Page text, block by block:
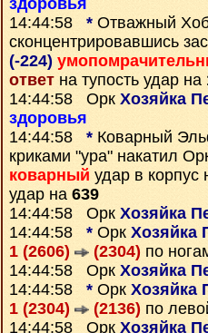
здоровья
14:44:58 * Отважный
сконцентрировавшись
(-224)
ответ на тупость удар на
14:44:58 Орк Хозяйка
здоровья
14:44:58 * Коварный
криками "ура" накатил
коварный удар в корпус
удар на 639
14:44:58 Орк Хозяйка
14:44:58 * Орк Хозяйка
1 (2606)
(2304) по
14:44:58 Орк Хозяйка
14:44:58 * Орк Хозяйка
1 (2304)
(2136) по
14:44:58 Орк Хозяйка